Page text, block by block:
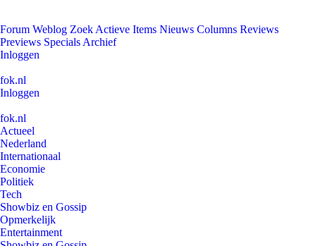
Forum Weblog Zoek Actieve Items Nieuws Columns Reviews
Previews Specials Archief
Inloggen
fok.nl
Inloggen
fok.nl
Actueel
Nederland
Internationaal
Economie
Politiek
Tech
Showbiz en Gossip
Opmerkelijk
Entertainment